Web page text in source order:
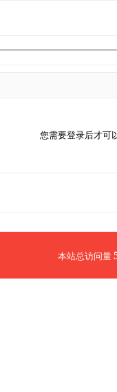
您需要登录后才可
本站总访问量